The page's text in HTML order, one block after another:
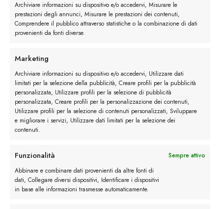
Archiviare informazioni su dispositivo e/o accedervi, Misurare le
prestazioni degli annunci, Misurare le prestazioni dei contenuti,
Comprendere il pubblico attraverso statistiche o la combinazione di dati
provenienti da fonti diverse.
Marketing
Archiviare informazioni su dispositivo e/o accedervi, Utilizzare dati
limitati per la selezione della pubblicità, Creare profili per la pubblicità
personalizzata, Utilizzare profili per la selezione di pubblicità
personalizzata, Creare profili per la personalizzazione dei contenuti,
Utilizzare profili per la selezione di contenuti personalizzati, Sviluppare
e migliorare i servizi, Utilizzare dati limitati per la selezione dei
contenuti.
Funzionalità
Sempre attivo
Abbinare e combinare dati provenienti da altre fonti di
dati, Collegare diversi dispositivi, Identificare i dispositivi
in base alle informazioni trasmesse automaticamente.
Ordina
Descrizione
Maggiori dettagli
Recensioni (0)